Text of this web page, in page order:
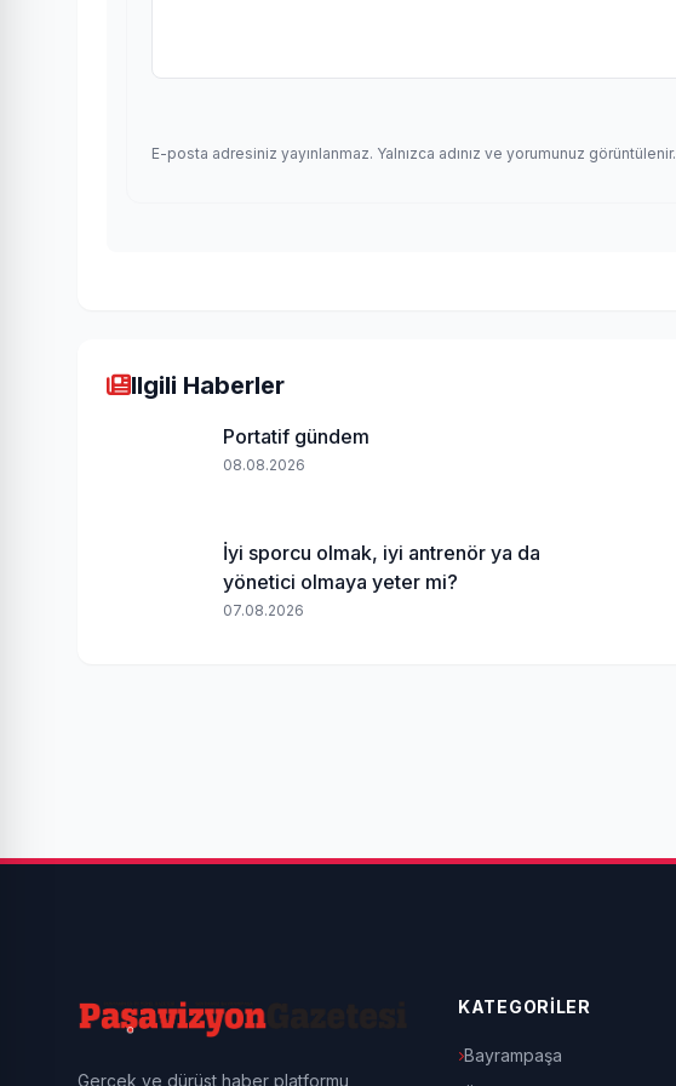
E-posta adresiniz yayınlanmaz. Yalnızca adınız ve yorumunuz görüntülenir.
Ilgili Haberler
Portatif gündem
08.08.2026
İyi sporcu olmak, iyi antrenör ya da
yönetici olmaya yeter mi?
07.08.2026
Gerçek ve dürüst haber platformu
KATEGORİLER
Bayrampaşa